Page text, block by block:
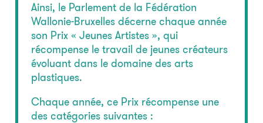
Ainsi, le Parlement de la Fédération
Wallonie-Bruxelles décerne chaque année
son Prix « Jeunes Artistes », qui
récompense le travail de jeunes créateurs
évoluant dans le domaine des arts
plastiques.
Chaque année, ce Prix récompense une
des catégories suivantes :